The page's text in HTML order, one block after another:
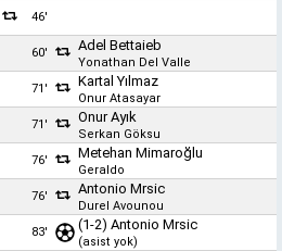
46'
60' Adel Bettaieb
Yonathan Del Valle
71'
Kartal Yılmaz
Onur Atasayar
71'
Onur Ayık
Serkan Göksu
76'
Metehan Mimaroğlu
Geraldo
76'
Antonio Mrsic
Durel Avounou
83'
(1-2)Antonio Mrsic
(asist yok)